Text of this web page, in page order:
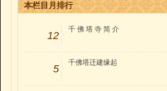
本栏目月排行
12
千 佛 塔 寺 简 介
5
千佛塔迁建缘起